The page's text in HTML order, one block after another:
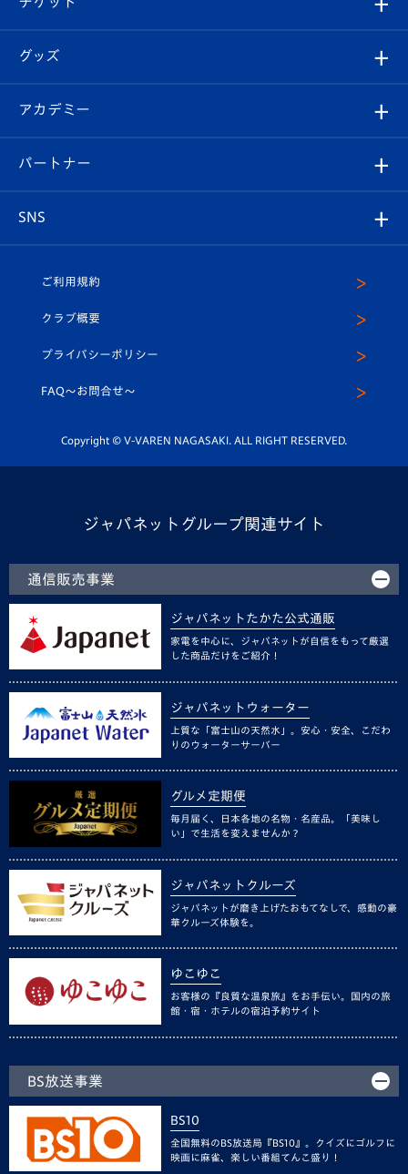
チケット
イベント
メディア
ホームタウン
エンブレム紹介
スタッフプロフィール
マスコット紹介
平和祈念活動
ホームタウン活動
はじめての観戦ガイド
Revive Team
ヴィヴィくんの長崎おもてなしガイド
フォトギャラリー
スタジアムグルメ
チケット
V-LOVERS（ファンクラブ）
プレイヤーズスイート
グッズ
オンラインショップ
店舗情報
アカデミー
育成からのお知らせ
U-18
スクール
パートナー
SNS
ヴィヴィくんインスタグラム
公式LINE＠
ご利用規約
クラブ概要
プライバシーポリシー
FAQ〜お問合せ〜
Copyright © V-VAREN NAGASAKI. ALL RIGHT RESERVED.
ジャパネットグループ関連サイト
通信販売事業
ジャパネットたかた公式通販
家電を中心に、ジャパネットが自信をもって厳選
した商品だけをご紹介！
ジャパネットウォーター
上質な「富士山の天然水」。安心・安全、こだわ
りのウォーターサーバー
グルメ定期便
毎月届く、日本各地の名物・名産品。「美味し
い」で生活を変えませんか？
ジャパネットクルーズ
ジャパネットが磨き上げたおもてなしで、感動の豪
華クルーズ体験を。
ゆこゆこ
お客様の『良質な温泉旅』をお手伝い。国内の旅
館・宿・ホテルの宿泊予約サイト
BS放送事業
BS10
全国無料のBS放送局『BS10』。クイズにゴルフに
映画に麻雀、楽しい番組てんこ盛り！